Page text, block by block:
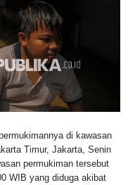
di kawasan
Timur, Jakarta, Senin
permukiman tersebut
WIB yang diduga akibat